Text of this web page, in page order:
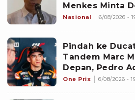
Menkes Minta
Empati
Nasional 6/08/2026 -
Pindah ke
Tandem Marc
Depan, Pedro
Dukungan dari
One Prix 6/08/2026 -